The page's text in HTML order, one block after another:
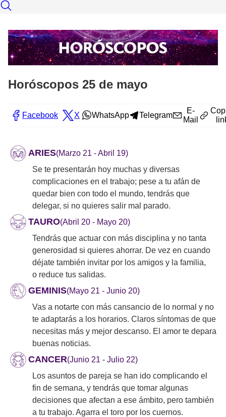
Horóscopos 25 de mayo
Facebook X WhatsApp Telegram
E-
Mail
ARIES(Marzo 21 - Abril 19)
Se te presentarán hoy muchas y diversas
complicaciones en el trabajo; pese a tu afán de
quedar bien con todo el mundo, tendrás que
delegar, si no quieres salir mal parado.
TAURO(Abril 20 - Mayo 20)
Tendrás que actuar con más disciplina y no tanta
generosidad si quieres ahorrar. De vez en cuando
déjate también invitar por los amigos y la familia,
o reduce tus salidas.
GEMINIS(Mayo 21 - Junio 20)
Vas a notarte con más cansancio de lo normal y no
te adaptarás a los horarios. Claros síntomas de que
necesitas más y mejor descanso. El amor te depara
buenas noticias.
CANCER(Junio 21 - Julio 22)
Los asuntos de pareja se han ido complicando el
fin de semana, y tendrás que tomar algunas
decisiones que afectan a ese ámbito, pero también
a tu trabajo. Agarra el toro por los cuernos.